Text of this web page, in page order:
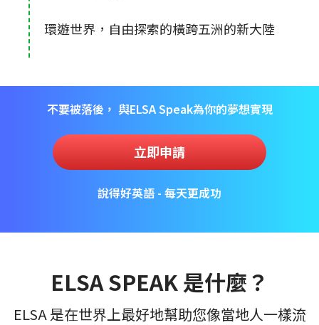
環遊世界，自由探索的橫跨五洲的新大陸
不要被落後， 與ELSA Speak為你的夢想實現
立即申請
說得好英語 - 每天更成功
ELSA SPEAK 是什麼？
ELSA 是在世界上最好地幫助您像當地人一樣流